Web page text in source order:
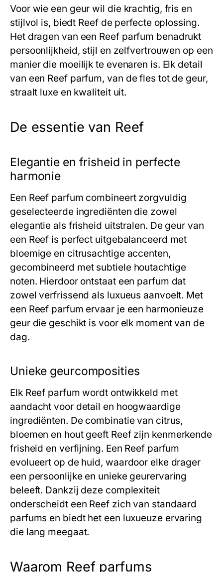
Voor wie een geur wil die krachtig, fris en
stijlvol is, biedt Reefde perfecte oplossing.
Het dragen van een Reefparfum benadrukt
persoonlijkheid, stijl en zelfvertrouwen op een
manier die moeilijk te evenaren is. Elk detail
van een Reefparfum, van de fles tot de geur,
straalt luxe en kwaliteit uit.
De essentie van Reef
Elegantie en frisheid in perfecte
harmonie
Een Reef parfum combineert zorgvuldig
geselecteerde ingrediënten die zowel
elegantie als frisheid uitstralen. De geur van
een Reef is perfect uitgebalanceerd met
bloemige en citrusachtige accenten,
gecombineerd met subtiele houtachtige
noten. Hierdoor ontstaat een parfum dat
zowel verfrissend als luxueus aanvoelt. Met
een Reef parfum ervaar je een harmonieuze
geur die geschikt is voor elk moment van de
dag.
Unieke geurcomposities
Elk Reef parfum wordt ontwikkeld met
aandacht voor detail en hoogwaardige
ingrediënten. De combinatie van citrus,
bloemen en hout geeft Reefzijn kenmerkende
frisheid en verfijning. Een Reefparfum
evolueert op de huid, waardoor elke drager
een persoonlijke en unieke geurervaring
beleeft. Dankzij deze complexiteit
onderscheidt een Reef zich van standaard
parfums en biedt het een luxueuze ervaring
die lang meegaat.
Waarom Reef parfums